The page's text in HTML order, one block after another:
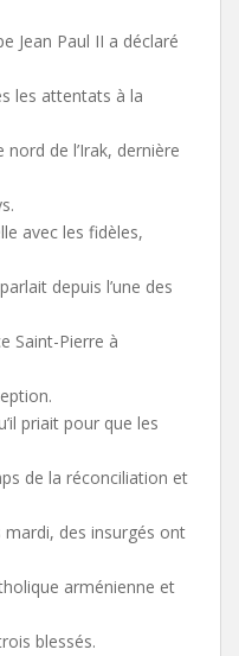
Jean Paul II a déclaré
les attentats à la
de l’Irak, dernière
avec les fidèles,
depuis l’une des
Saint-Pierre à
priait pour que les
de la réconciliation et
des insurgés ont
arménienne et
blessés.